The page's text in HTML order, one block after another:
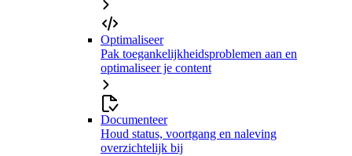
Optimaliseer
Pak toegankelijkheidsproblemen aan en
optimaliseer je content
Documenteer
Houd status, voortgang en naleving
overzichtelijk bij